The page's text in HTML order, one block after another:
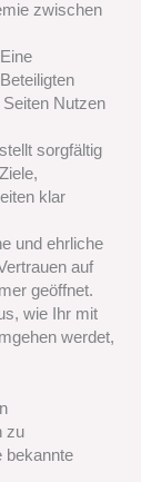
zwischen
Eine
Nutzen
sorgfältig
klar
und ehrliche
auf
geöffnet.
wie Ihr mit
werdet,
zu
bekannte